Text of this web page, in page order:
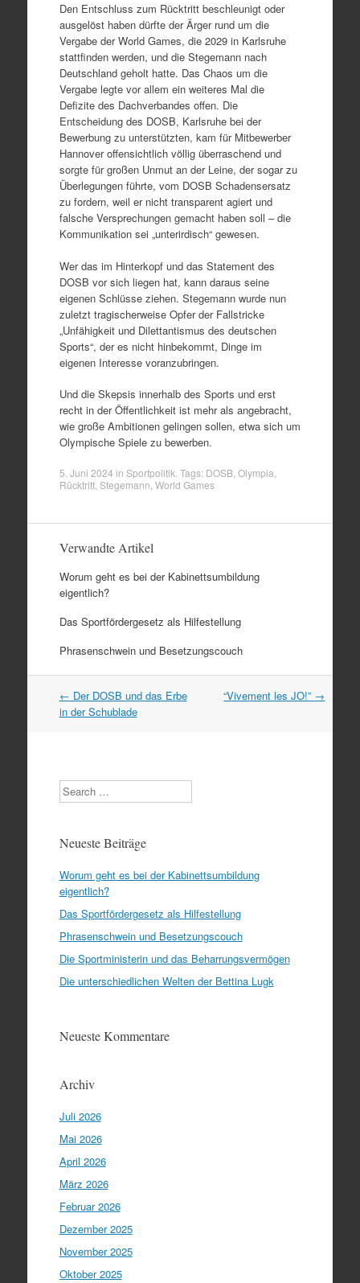
Den Entschluss zum Rücktritt beschleunigt oder
ausgelöst haben dürfte der Ärger rund um die
Vergabe der World Games, die 2029 in Karlsruhe
stattfinden werden, und die Stegemann nach
Deutschland geholt hatte. Das Chaos um die
Vergabe legte vor allem ein weiteres Mal die
Defizite des Dachverbandes offen. Die
Entscheidung des DOSB, Karlsruhe bei der
Bewerbung zu unterstützten, kam für Mitbewerber
Hannover offensichtlich völlig überraschend und
sorgte für großen Unmut an der Leine, der sogar zu
Überlegungen führte, vom DOSB Schadensersatz
zu fordern, weil er nicht transparent agiert und
falsche Versprechungen gemacht haben soll – die
Kommunikation sei „unterirdisch“ gewesen.
Wer das im Hinterkopf und das Statement des
DOSB vor sich liegen hat, kann daraus seine
eigenen Schlüsse ziehen. Stegemann wurde nun
zuletzt tragischerweise Opfer der Fallstricke
„Unfähigkeit und Dilettantismus des deutschen
Sports“, der es nicht hinbekommt, Dinge im
eigenen Interesse voranzubringen.
Und die Skepsis innerhalb des Sports und erst
recht in der Öffentlichkeit ist mehr als angebracht,
wie große Ambitionen gelingen sollen, etwa sich um
Olympische Spiele zu bewerben.
5. Juni 2024 in Sportpolitik . Tags: DOSB, Olympia
Rücktritt, Stegemann World Games
Verwandte Artikel
Worum geht es bei der Kabinettsumbildung
eigentlich?
Das Sportfördergesetz als Hilfestellung
Phrasenschwein und Besetzungscouch
Artikel
Navigation
← Der DOSB und das Erbe
in der Schublade
“Vivement les JO!” →
Search
Neueste Beiträge
Worum geht es bei der Kabinettsumbildung
eigentlich?
Das Sportfördergesetz als Hilfestellung
Phrasenschwein und Besetzungscouch
Die Sportministerin und das Beharrungsvermögen
Die unterschiedlichen Welten der Bettina Lugk
Neueste Kommentare
Archiv
Juli 2026
Mai 2026
April 2026
März 2026
Februar 2026
Dezember 2025
November 2025
Oktober 2025